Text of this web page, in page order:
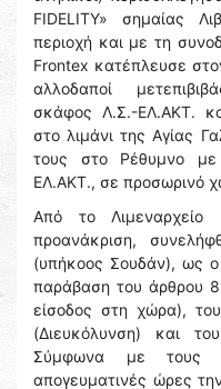
FIDELITY» σημαίας
περιοχή και με τη
Frontex κατέπλευσε
αλλοδαποί
σκάφος Λ.Σ.-ΕΛ.ΑΚΤ.
στο λιμάνι της Αγίας
τους στο Ρέθυμνο
ΕΛ.ΑΚΤ., σε προσωρινό
Από το Λιμεναρχείο
προανάκριση,
(υπήκοος Σουδάν), ως ο
παράβαση του άρθρου
είσοδος στη χώρα),
(Διευκόλυνση) και
Σύμφωνα με τους
απογευματινές ώρες